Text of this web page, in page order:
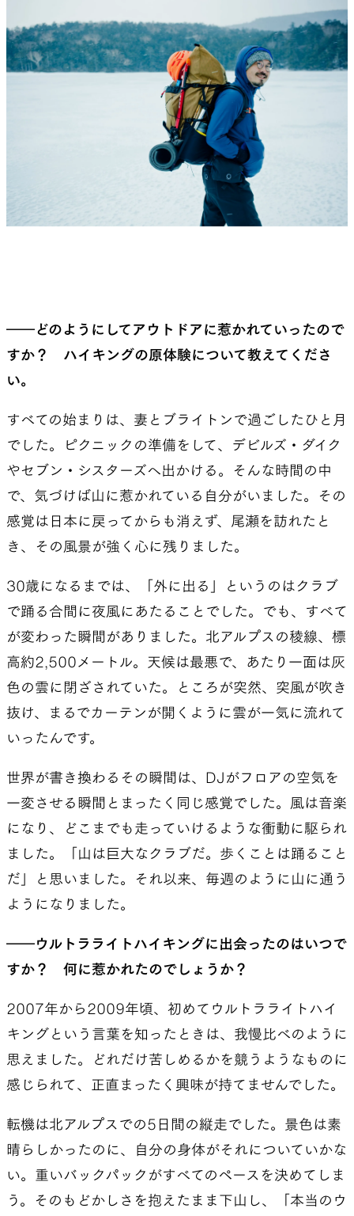
――どのようにしてアウトドアに惹かれていったので
すか？ ハイキングの原体験について教えてくださ
い。
すべての始まりは、妻とブライトンで過ごしたひと月
でした。ピクニックの準備をして、デビルズ・ダイク
やセブン・シスターズへ出かける。そんな時間の中
で、気づけば山に惹かれている自分がいました。その
感覚は日本に戻ってからも消えず、尾瀬を訪れたと
き、その風景が強く心に残りました。
30歳になるまでは、「外に出る」というのはクラブ
で踊る合間に夜風にあたることでした。でも、すべて
が変わった瞬間がありました。北アルプスの稜線、標
高約2,500メートル。天候は最悪で、あたり一面は灰
色の雲に閉ざされていた。ところが突然、突風が吹き
抜け、まるでカーテンが開くように雲が一気に流れて
いったんです。
世界が書き換わるその瞬間は、DJがフロアの空気を
一変させる瞬間とまったく同じ感覚でした。風は音楽
になり、どこまでも走っていけるような衝動に駆られ
ました。「山は巨大なクラブだ。歩くことは踊ること
だ」と思いました。それ以来、毎週のように山に通う
ようになりました。
――ウルトラライトハイキングに出会ったのはいつで
すか？ 何に惹かれたのでしょうか？
2007年から2009年頃、初めてウルトラライトハイ
キングという言葉を知ったときは、我慢比べのように
思えました。どれだけ苦しめるかを競うようなものに
感じられて、正直まったく興味が持てませんでした。
転機は北アルプスでの5日間の縦走でした。景色は素
晴らしかったのに、自分の身体がそれについていかな
い。重いバックパックがすべてのペースを決めてしま
う。そのもどかしさを抱えたまま下山し、「本当のウ